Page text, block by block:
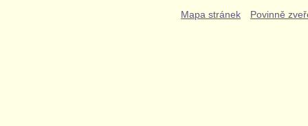
Mapa stránek Povinně